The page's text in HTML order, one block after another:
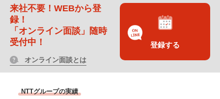
登録する
来社不要！WEBから登
録！
「オンライン面談」随時
受付中！
オンライン面談とは
NTTグループの実績